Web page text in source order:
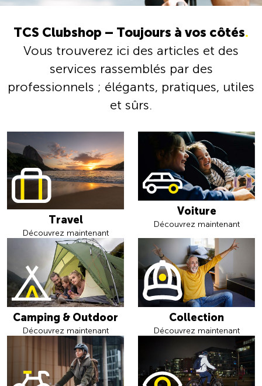
TCS Clubshop – Toujours à vos côtés.
Vous trouverez ici des articles et des
services rassemblés par des
professionnels ; élégants, pratiques, utiles
et sûrs.
Travel
Découvrez maintenant
Voiture
Découvrez maintenant
Camping & Outdoor
Découvrez maintenant
Collection
Découvrez maintenant